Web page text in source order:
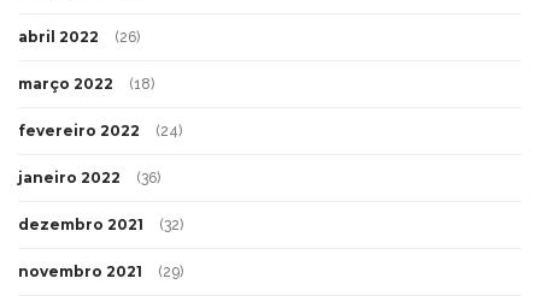
abril 2022 (26)
março 2022 (18)
fevereiro 2022 (24)
janeiro 2022 (36)
dezembro 2021 (32)
novembro 2021 (29)